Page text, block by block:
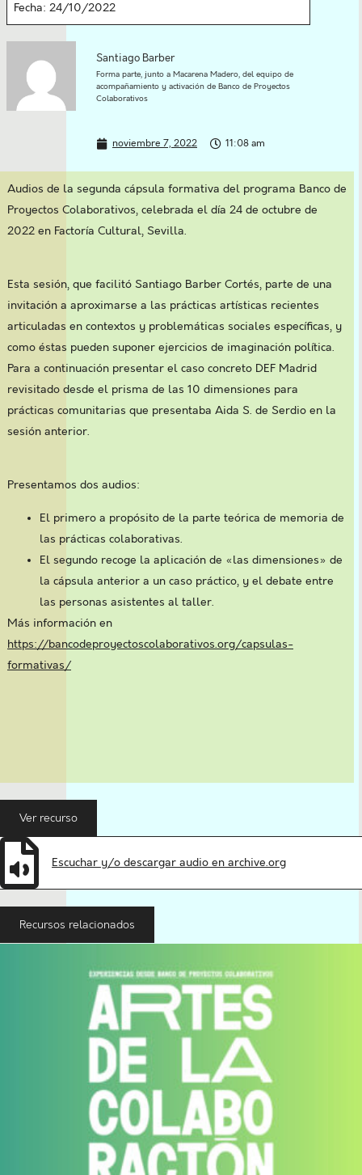
Fecha: 24/10/2022
Santiago Barber
Forma parte, junto a Macarena Madero, del equipo de
acompañamiento y activación de Banco de Proyectos
Colaborativos
noviembre 7, 2022 11:08 am
Audios de la segunda cápsula formativa del programa Banco de
Proyectos Colaborativos, celebrada el día 24 de octubre de
2022 en Factoría Cultural, Sevilla.
Esta sesión, que facilitó Santiago Barber Cortés, parte de una
invitación a aproximarse a las prácticas artísticas recientes
articuladas en contextos y problemáticas sociales específicas, y
como éstas pueden suponer ejercicios de imaginación política.
Para a continuación presentar el caso concreto DEF Madrid
revisitado desde el prisma de las 10 dimensiones para
prácticas comunitarias que presentaba Aida S. de Serdio en la
sesión anterior.
Presentamos dos audios:
El primero a propósito de la parte teórica de memoria de
las prácticas colaborativas.
El segundo recoge la aplicación de «las dimensiones» de
la cápsula anterior a un caso práctico, y el debate entre
las personas asistentes al taller.
Más información en
https://bancodeproyectoscolaborativos.org/capsulas-
formativas/
Ver recurso
Escuchar y/o descargar audio en archive.org
Recursos relacionados